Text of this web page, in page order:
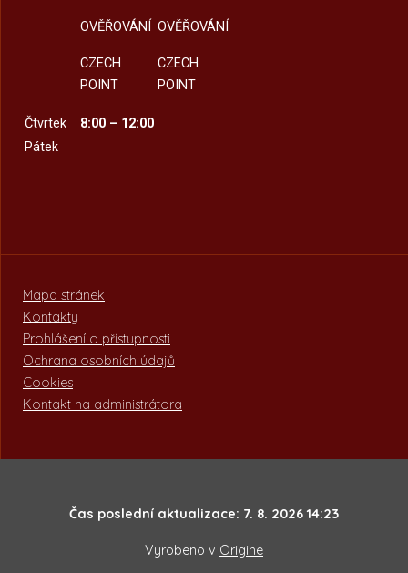
OVĚŘOVÁNÍ
CZECH
POINT
OVĚŘOVÁNÍ
CZECH
POINT
Čtvrtek
8:00 – 12:00
Pátek
Mapa stránek
Kontakty
Prohlášení o přístupnosti
Ochrana osobních údajů
Cookies
Kontakt na administrátora
Čas poslední aktualizace: 7. 8. 2026 14:23
Vyrobeno v Origine